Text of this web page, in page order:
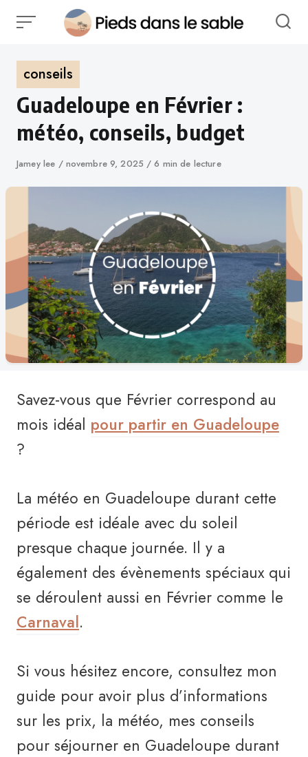
conseils
Guadeloupe en Février :
météo, conseils, budget
Jamey lee novembre 9, 2025 6 min de lecture
Savez-vous que Février correspond au
mois idéal pour partir en Guadeloupe
?
La météo en Guadeloupe durant cette
période est idéale avec du soleil
presque chaque journée. Il y a
également des évènements spéciaux qui
se déroulent aussi en Février comme le
Carnaval.
Si vous hésitez encore, consultez mon
guide pour avoir plus d’informations
sur les prix, la météo, mes conseils
pour séjourner en Guadeloupe durant